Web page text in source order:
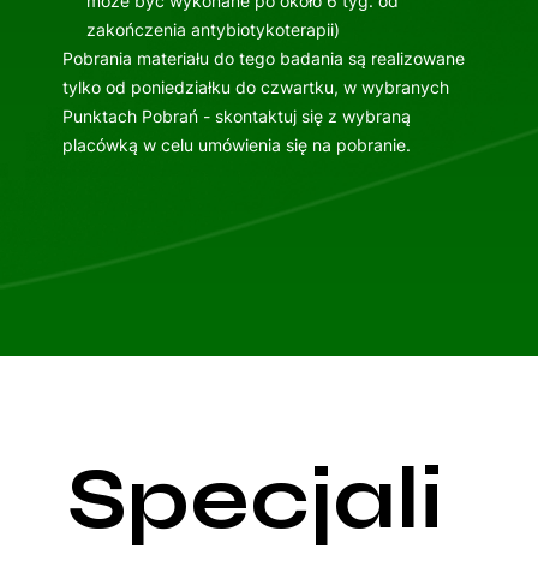
zakończenia antybiotykoterapii)
Pobrania materiału do tego badania są realizowane
tylko od poniedziałku do czwartku, w wybranych
Punktach Pobrań - skontaktuj się z wybraną
placówką w celu umówienia się na pobranie.
Specjali